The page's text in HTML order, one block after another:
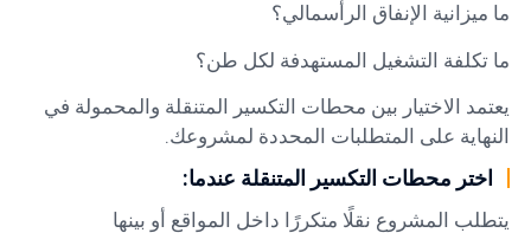
ما ميزانية الإنفاق الرأسمالي؟
ما تكلفة التشغيل المستهدفة لكل طن؟
يعتمد الاختيار بين محطات التكسير المتنقلة والمحمولة في
النهاية على المتطلبات المحددة لمشروعك.
اختر محطات التكسير المتنقلة عندما:
يتطلب المشروع نقلًا متكررًا داخل المواقع أو بينها